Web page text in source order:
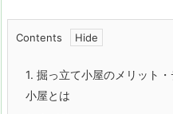
Contents
1. 掘っ立て小屋のメリット
小屋とは